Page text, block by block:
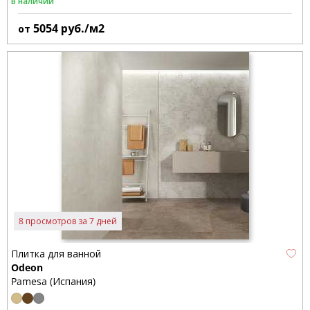
от 5054 руб./м2
8 просмотров за 7 дней
Плитка для ванной
Odeon
Pamesa (Испания)